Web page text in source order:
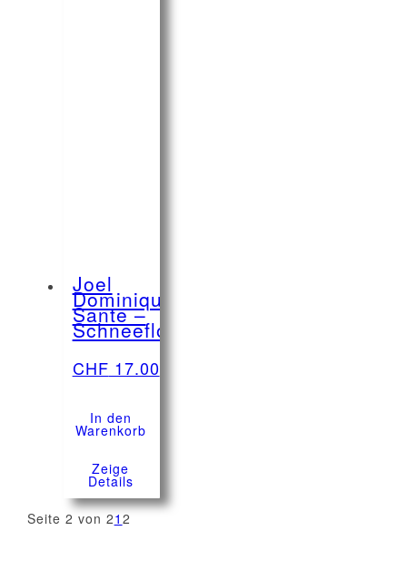
Joel
Dominique
Sante –
Schneeflocken
CHF 17.00
In den
Warenkorb
Zeige
Details
Seite 2 von 21 2